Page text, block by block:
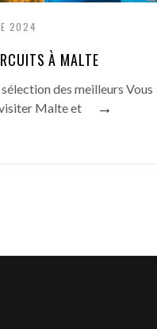
2024
À MALTE
des meilleurs Vous
Malte et
→